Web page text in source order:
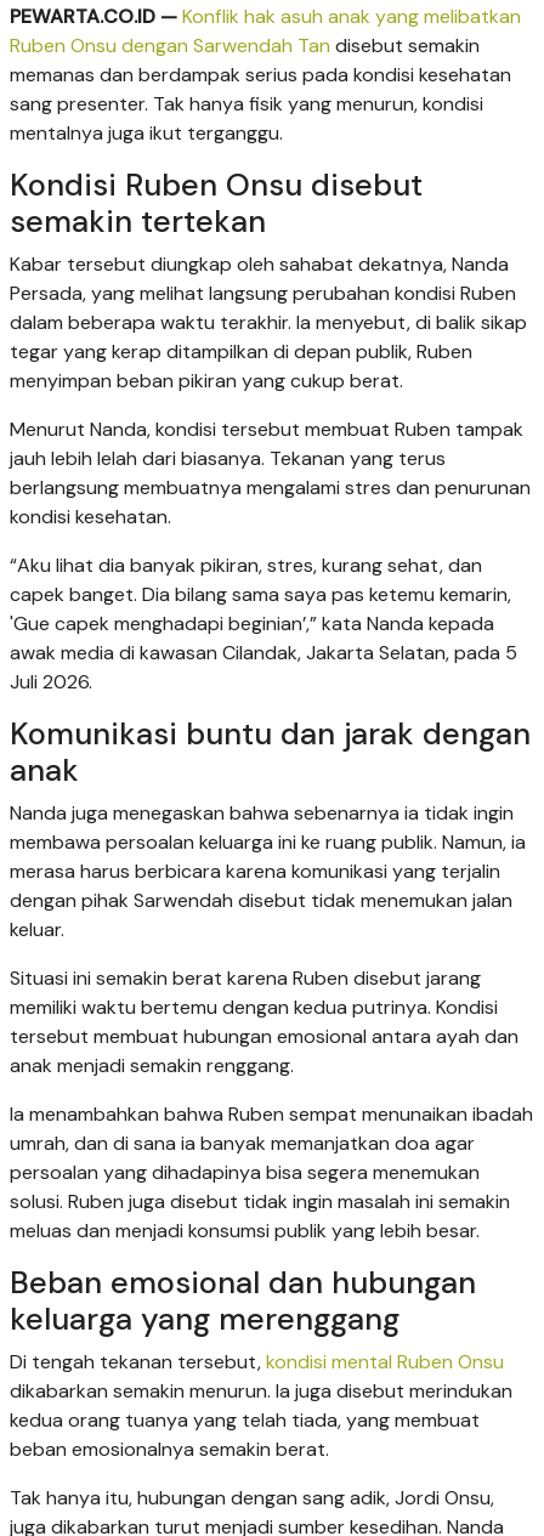
PEWARTA.CO.ID —Konflik hak asuh anak yang melibatkan
Ruben Onsu dengan Sarwendah Tan disebut semakin
memanas dan berdampak serius pada kondisi kesehatan
sang presenter. Tak hanya fisik yang menurun, kondisi
mentalnya juga ikut terganggu.
Kondisi Ruben Onsu disebut
semakin tertekan
Kabar tersebut diungkap oleh sahabat dekatnya, Nanda
Persada, yang melihat langsung perubahan kondisi Ruben
dalam beberapa waktu terakhir. Ia menyebut, di balik sikap
tegar yang kerap ditampilkan di depan publik, Ruben
menyimpan beban pikiran yang cukup berat.
Menurut Nanda, kondisi tersebut membuat Ruben tampak
jauh lebih lelah dari biasanya. Tekanan yang terus
berlangsung membuatnya mengalami stres dan penurunan
kondisi kesehatan.
“Aku lihat dia banyak pikiran, stres, kurang sehat, dan
capek banget. Dia bilang sama saya pas ketemu kemarin,
'Gue capek menghadapi beginian’,” kata Nanda kepada
awak media di kawasan Cilandak, Jakarta Selatan, pada 5
Juli 2026.
Komunikasi buntu dan jarak dengan
anak
Nanda juga menegaskan bahwa sebenarnya ia tidak ingin
membawa persoalan keluarga ini ke ruang publik. Namun, ia
merasa harus berbicara karena komunikasi yang terjalin
dengan pihak Sarwendah disebut tidak menemukan jalan
keluar.
Situasi ini semakin berat karena Ruben disebut jarang
memiliki waktu bertemu dengan kedua putrinya. Kondisi
tersebut membuat hubungan emosional antara ayah dan
anak menjadi semakin renggang.
Ia menambahkan bahwa Ruben sempat menunaikan ibadah
umrah, dan di sana ia banyak memanjatkan doa agar
persoalan yang dihadapinya bisa segera menemukan
solusi. Ruben juga disebut tidak ingin masalah ini semakin
meluas dan menjadi konsumsi publik yang lebih besar.
Beban emosional dan hubungan
keluarga yang merenggang
Di tengah tekanan tersebut,kondisi mental Ruben Onsu
dikabarkan semakin menurun. Ia juga disebut merindukan
kedua orang tuanya yang telah tiada, yang membuat
beban emosionalnya semakin berat.
Tak hanya itu, hubungan dengan sang adik, Jordi Onsu,
juga dikabarkan turut menjadi sumber kesedihan. Nanda